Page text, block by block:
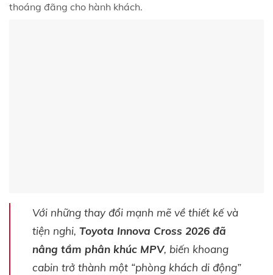
thoáng đãng cho hành khách.
Với những thay đổi mạnh mẽ về thiết kế và
tiện nghi, Toyota Innova Cross 2026 đã
nâng tầm phân khúc MPV, biến khoang
cabin trở thành một “phòng khách di động”